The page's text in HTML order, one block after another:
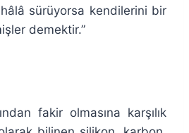
hâlâ sürüyorsa kendilerini bir
demektir.”
fakir olmasına karşılık